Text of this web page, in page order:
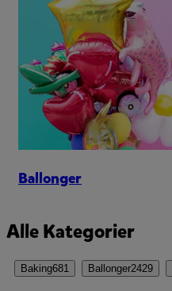
Ballonger
Alle Kategorier
Baking681 Ballonger2429